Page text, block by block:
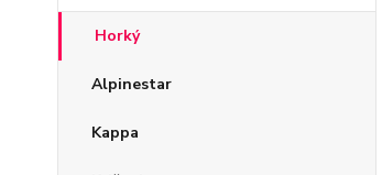
Horký
Alpinestar
Kappa